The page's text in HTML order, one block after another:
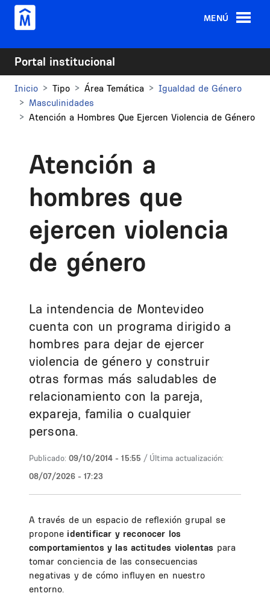
Pasar al contenido principal
MENÚ
Portal institucional
Inicio Tipo Área Temática
Igualdad de Género
Masculinidades
Atención a Hombres Que Ejercen Violencia de Género
Atención a
hombres que
ejercen violencia
de género
La intendencia de Montevideo
cuenta con un programa dirigido a
hombres para dejar de ejercer
violencia de género y construir
otras formas más saludables de
relacionamiento con la pareja,
expareja, familia o cualquier
persona.
Publicado: 09/10/2014 - 15:55 / Última actualización:
08/07/2026 - 17:23
A través de un espacio de reflexión grupal se
propone identificar y reconocer los
comportamientos y las actitudes violentas para
tomar conciencia de las consecuencias
negativas y de cómo influyen en nuestro
entorno.